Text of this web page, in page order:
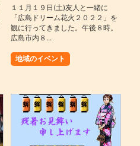
１１月１９日(土)友人と一緒に
「広島ドリーム花火２０２２」を
観に行ってきました。午後８時。
広島市内８...
地域のイベント